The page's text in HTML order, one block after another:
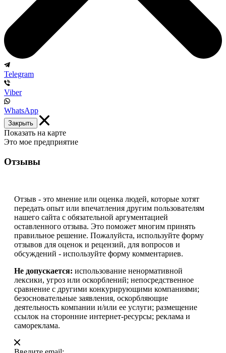
Telegram
Viber
WhatsApp
Закрыть
Показать на карте
Это мое предприятие
Отзывы
Отзыв - это мнение или оценка людей, которые хотят
передать опыт или впечатления другим пользователям
нашего сайта с обязательной аргументацией
оставленного отзыва. Это поможет многим принять
правильное решение. Пожалуйста, используйте форму
отзывов для оценок и рецензий, для вопросов и
обсуждений - используйте форму комментариев.
Не допускается: использование ненормативной
лексики, угроз или оскорблений; непосредственное
сравнение с другими конкурирующими компаниями;
безосновательные заявления, оскорбляющие
деятельность компании и/или ее услуги; размещение
ссылок на сторонние интернет-ресурсы; реклама и
самореклама.